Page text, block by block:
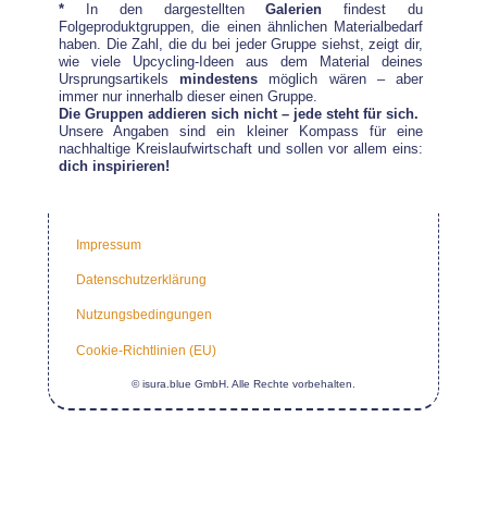
* In den dargestelltenGalerien findest du
Folgeproduktgruppen, die einen ähnlichen Materialbedarf
haben. Die Zahl, die du bei jeder Gruppe siehst, zeigt dir,
wie viele Upcycling-Ideen aus dem Material deines
Ursprungsartikelsmindestens möglich wären – aber
immer nur innerhalb dieser einen Gruppe.
Die Gruppen addieren sich nicht – jede steht für sich.
Unsere Angaben sind ein kleiner Kompass für eine
nachhaltige Kreislaufwirtschaft und sollen vor allem eins:
dich inspirieren!
Impressum
Datenschutzerklärung
Nutzungsbedingungen
Cookie-Richtlinien (EU)
© isura.blue GmbH. Alle Rechte vorbehalten.